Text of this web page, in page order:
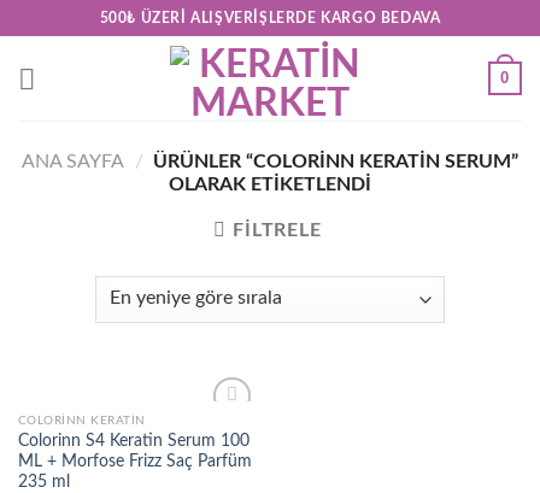
content
500₺ ÜZERI ALIŞVERIŞLERDE KARGO BEDAVA
0
ANA SAYFA /
ÜRÜNLER “COLORINN KERATIN SERUM”
OLARAK ETIKETLENDI
FILTRELE
Add to
wishlist
COLORINN KERATIN
Colorinn S4 Keratin Serum 100
ML + Morfose Frizz Saç Parfüm
235 ml